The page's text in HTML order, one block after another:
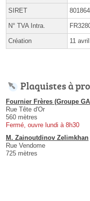
SIRET
N° TVA Intra.
Création 11
Plaquistes à
Fournier Frères (Groupe
Rue Tête d'Or
560 mètres
Fermé, ouvre lundi à 8h30
M. Zainoutdinov Zelimkhan
Rue Vendome
725 mètres